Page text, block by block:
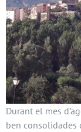
Durant el mes
ben consolidades